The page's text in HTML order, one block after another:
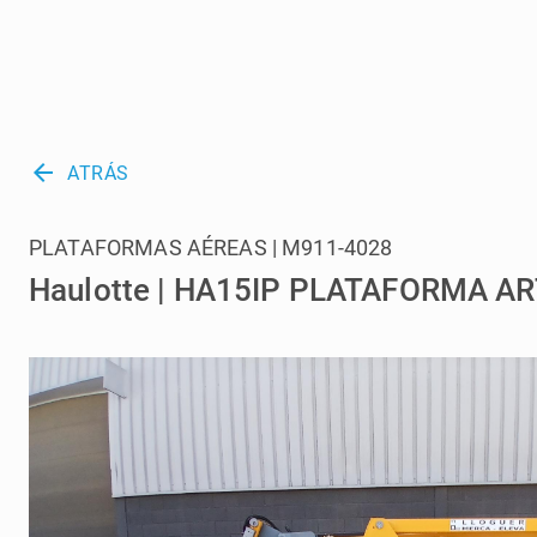
arrow_back ATRÁS
Haulotte | HA15IP PLATAFORMA
PLATAFORMAS AÉREAS | M911-4028